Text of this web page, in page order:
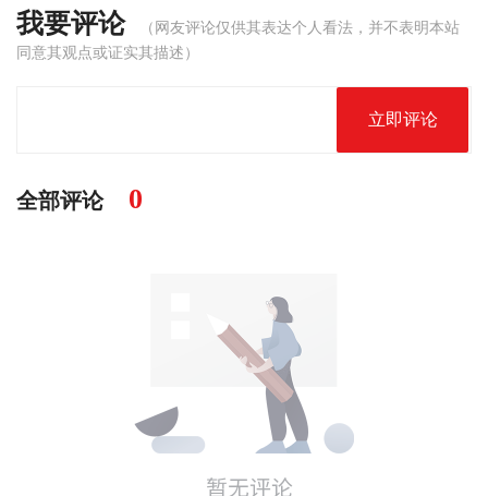
我要评论
（网友评论仅供其表达个人看法，并不表明本站
同意其观点或证实其描述）
立即评论
全部评论 0